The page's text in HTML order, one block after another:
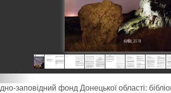
заповідний фонд Донецької області: